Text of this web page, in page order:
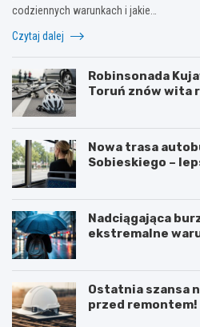
codziennych warunkach i jakie…
Czytaj dalej
Robinsonada
Toruń znów wita
Nowa trasa
Sobieskiego –
Nadciągająca
ekstremalne
Ostatnia szansa
przed remontem!